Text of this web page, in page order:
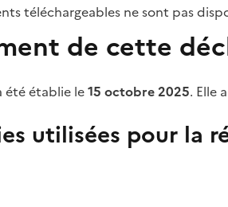
téléchargeables ne sont pas
de cette
été établie le15 octobre 2025. Elle
utilisées pour la